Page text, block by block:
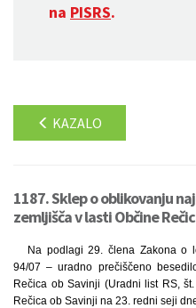
na PISRS.
KAZALO
1187. Sklep o oblikovanju
zemljišča v lasti Občine
Na podlagi 29. člena Zakona o
94/07 – uradno prečiščeno
Rečica ob Savinji (Uradni list RS,
Rečica ob Savinji na 23. redni seji